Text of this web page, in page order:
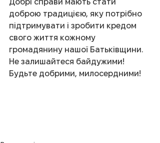
Добрі справи мають стати
доброю традицією, яку потрібно
підтримувати і зробити кредом
свого життя кожному
громадянину нашої Батьківщини.
Не залишайтеся байдужими!
Будьте добрими, милосердними!